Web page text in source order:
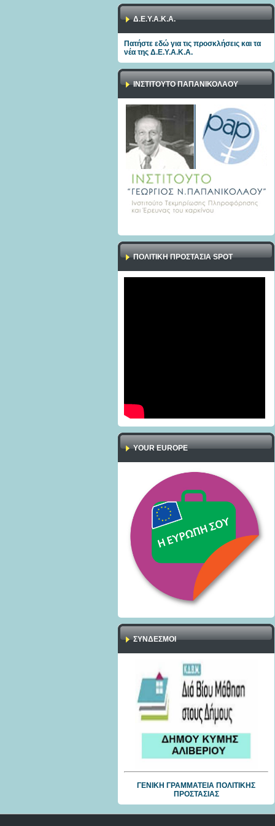
Δ.Ε.Υ.Α.Κ.Α.
Πατήστε εδώ για τις προσκλήσεις και τα
νέα της Δ.Ε.Υ.Α.Κ.Α.
ΙΝΣΤΙΤΟΥΤΟ ΠΑΠΑΝΙΚΟΛΑΟΥ
ΠΟΛΙΤΙΚΉ ΠΡΟΣΤΑΣΊΑ SPOT
YOUR EUROPE
ΣΎΝΔΕΣΜΟΙ
ΓΕΝΙΚΗ ΓΡΑΜΜΑΤΕΙΑ ΠΟΛΙΤΙΚΗΣ
ΠΡΟΣΤΑΣΙΑΣ